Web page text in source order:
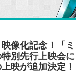
映像化記念！「
別先行上映会
映が追加決定！